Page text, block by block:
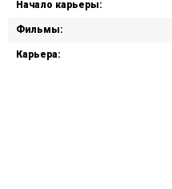
Начало карьеры:
Фильмы:
Карьера: